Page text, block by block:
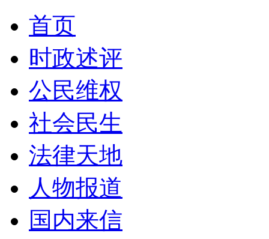
首页
时政述评
公民维权
社会民生
法律天地
人物报道
国内来信